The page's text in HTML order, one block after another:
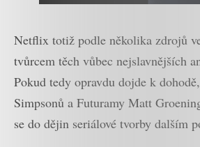
Netflix totiž podle několika zdrojů
tvůrcem těch vůbec nejslavnějších
Pokud tedy opravdu dojde k
Simpsonů a Futuramy Matt
se do dějin seriálové tvorby dalším